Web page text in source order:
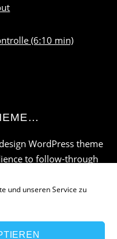
und unseren Service zu
(6:10 min)
WordPress theme
to follow-through
you the ability to
content.